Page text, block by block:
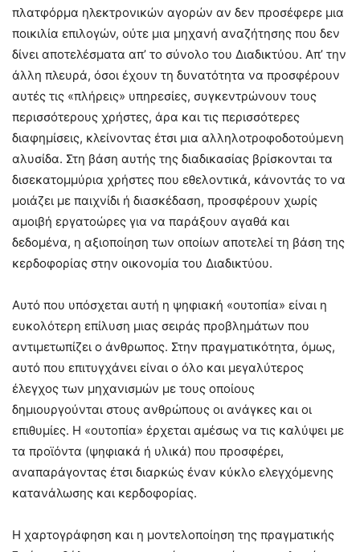
πλατφόρμα ηλεκτρονικών αγορών αν δεν προσέφερε μια
ποικιλία επιλογών, ούτε μια μηχανή αναζήτησης που δεν
δίνει αποτελέσματα απ’ το σύνολο του Διαδικτύου. Απ’ την
άλλη πλευρά, όσοι έχουν τη δυνατότητα να προσφέρουν
αυτές τις «πλήρεις» υπηρεσίες, συγκεντρώνουν τους
περισσότερους χρήστες, άρα και τις περισσότερες
διαφημίσεις, κλείνοντας έτσι μια αλληλοτροφοδοτούμενη
αλυσίδα. Στη βάση αυτής της διαδικασίας βρίσκονται τα
δισεκατομμύρια χρήστες που εθελοντικά, κάνοντάς το να
μοιάζει με παιχνίδι ή διασκέδαση, προσφέρουν χωρίς
αμοιβή εργατοώρες για να παράξουν αγαθά και
δεδομένα, η αξιοποίηση των οποίων αποτελεί τη βάση της
κερδοφορίας στην οικονομία του Διαδικτύου.
Αυτό που υπόσχεται αυτή η ψηφιακή «ουτοπία» είναι η
ευκολότερη επίλυση μιας σειράς προβλημάτων που
αντιμετωπίζει ο άνθρωπος. Στην πραγματικότητα, όμως,
αυτό που επιτυγχάνει είναι ο όλο και μεγαλύτερος
έλεγχος των μηχανισμών με τους οποίους
δημιουργούνται στους ανθρώπους οι ανάγκες και οι
επιθυμίες. Η «ουτοπία» έρχεται αμέσως να τις καλύψει με
τα προϊόντα (ψηφιακά ή υλικά) που προσφέρει,
αναπαράγοντας έτσι διαρκώς έναν κύκλο ελεγχόμενης
κατανάλωσης και κερδοφορίας.
Η χαρτογράφηση και η μοντελοποίηση της πραγματικής